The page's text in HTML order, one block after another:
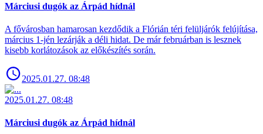
Márciusi dugók az Árpád hídnál
A fővárosban hamarosan kezdődik a Flórián téri felüljárók felújítása,
március 1-jén lezárják a déli hidat. De már februárban is lesznek
kisebb korlátozások az előkészítés során.
2025.01.27. 08:48
2025.01.27. 08:48
Márciusi dugók az Árpád hídnál